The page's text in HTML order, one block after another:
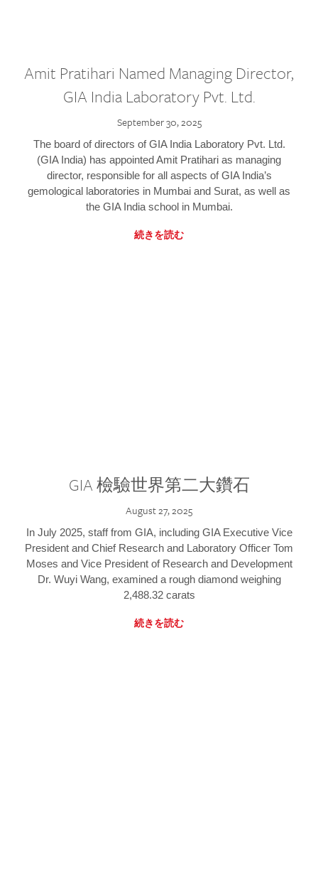
Amit Pratihari Named Managing Director,
GIA India Laboratory Pvt. Ltd.
September 30, 2025
The board of directors of GIA India Laboratory Pvt. Ltd.
(GIA India) has appointed Amit Pratihari as managing
director, responsible for all aspects of GIA India’s
gemological laboratories in Mumbai and Surat, as well as
the GIA India school in Mumbai.
続きを読む
GIA 檢驗世界第二大鑽石
August 27, 2025
In July 2025, staff from GIA, including GIA Executive Vice
President and Chief Research and Laboratory Officer Tom
Moses and Vice President of Research and Development
Dr. Wuyi Wang, examined a rough diamond weighing
2,488.32 carats
続きを読む